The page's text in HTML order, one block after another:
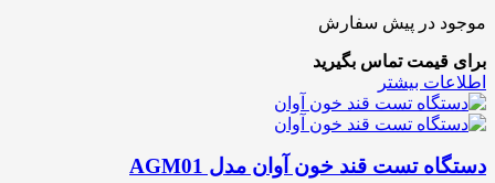
موجود در پیش سفارش
برای قیمت تماس بگیرید
اطلاعات بیشتر
دستگاه تست قند خون آوان مدل AGM01